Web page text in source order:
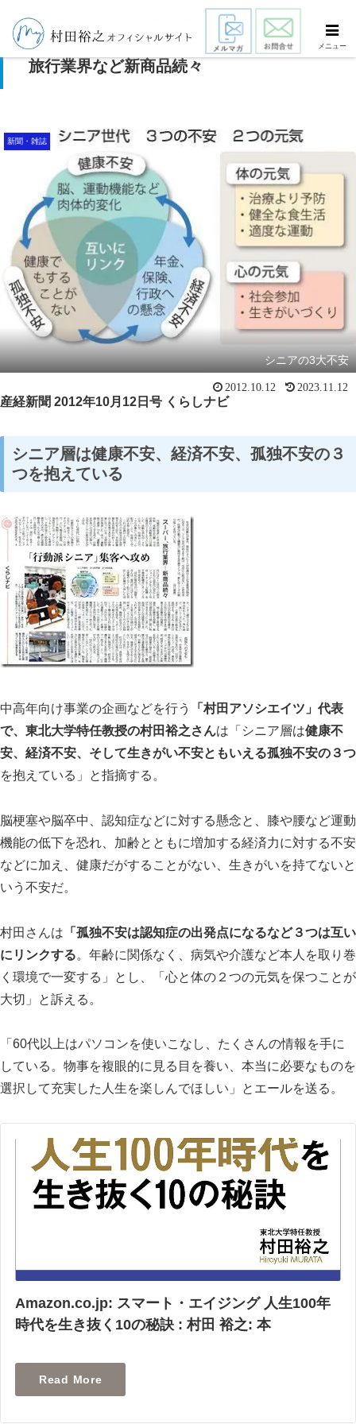
スマート・エイジング
「行動派シニア」集客へ攻め スーパー、
旅行業界など新商品続々
新聞・雑誌
シニアの3大不安
2012.10.12 2023.11.12
産経新聞 2012年10月 12 日号 くらしナビ
シニア層は健康不安、経済不安、孤独不安の３
つを抱えている
中高年向け事業の企画などを行う
「村田アソシエイツ」代表
で、東北大学特任教授の村田裕之さんは「シニア層は健康不
安、経済不安、そして生きがい不安ともいえる孤独不安の３つ
を抱えている」と指摘する。
脳梗塞や脳卒中、認知症などに対する懸念と、膝や腰など運動
機能の低下を恐れ、加齢とともに増加する経済力に対する不安
などに加え、健康だがすることがない、生きがいを持てないと
いう不安だ。
村田さんは 「孤独不安は認知症の出発点になるなど３つは互い
にリンクする。年齢に関係なく、病気や介護など本人を取り巻
く環境で一変する」とし、「心と体の２つの元気を保つことが
大切」と訴える。
「 60代以上はパソコンを使いこなし、たくさんの情報を手に
している。物事を複眼的に見る目を養い、本当に必要なものを
選択して充実した人生を楽しんでほしい」とエールを送る。
Amazon.co.jp: スマート・エイジング 人生100年
時代を生き抜く10の秘訣 : 村田 裕之: 本
メニュー